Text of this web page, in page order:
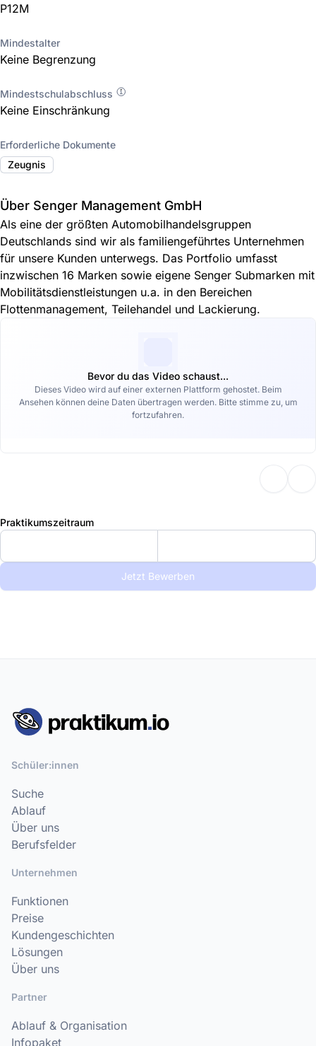
P12M
Mindestalter
Keine Begrenzung
Mindestschulabschluss
Keine Einschränkung
Erforderliche Dokumente
Zeugnis
Über Senger Management GmbH
Als eine der größten Automobilhandelsgruppen
Deutschlands sind wir als familiengeführtes Unternehmen
für unsere Kunden unterwegs. Das Portfolio umfasst
inzwischen 16 Marken sowie eigene Senger Submarken mit
Mobilitätsdienstleistungen u.a. in den Bereichen
Flottenmanagement, Teilehandel und Lackierung.
Bevor du das Video schaust...
Dieses Video wird auf einer externen Plattform gehostet. Beim
Ansehen können deine Daten übertragen werden. Bitte stimme zu, um
fortzufahren.
Praktikumszeitraum
Jetzt Bewerben
Schüler:innen
Suche
Ablauf
Über uns
Berufsfelder
Unternehmen
Funktionen
Preise
Kundengeschichten
Lösungen
Über uns
Partner
Ablauf & Organisation
Infopaket